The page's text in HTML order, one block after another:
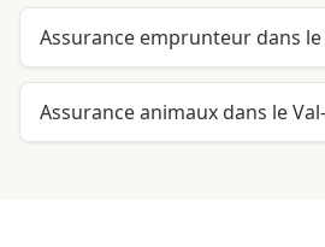
Assurance emprunteur dans le
Assurance animaux dans le